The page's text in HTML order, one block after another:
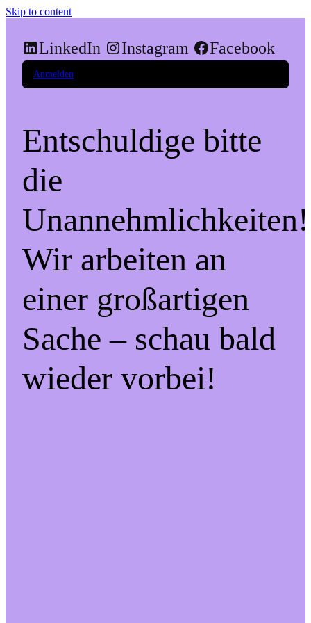
Skip to content
LinkedIn Instagram Facebook
Anmelden
Entschuldige bitte
die
Unannehmlichkeiten!
Wir arbeiten an
einer großartigen
Sache – schau bald
wieder vorbei!